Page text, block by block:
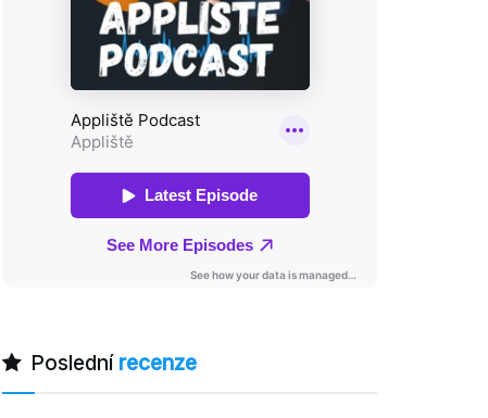
Poslední recenze